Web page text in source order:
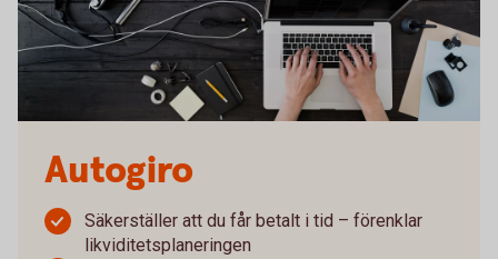
Autogiro
Säkerställer att du får betalt i tid – förenklar
likviditetsplaneringen